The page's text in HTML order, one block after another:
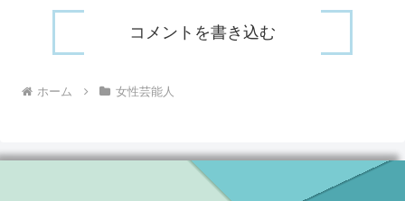
コメントを書き込む
ホーム 女性芸能人